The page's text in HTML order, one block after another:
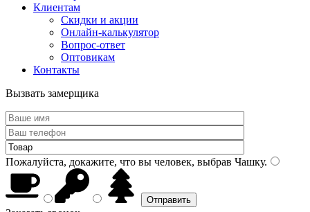
Клиентам
Скидки и акции
Онлайн-калькулятор
Вопрос-ответ
Оптовикам
Контакты
Вызвать замерщика
Пожалуйста, докажите, что вы человек, выбрав Чашку.